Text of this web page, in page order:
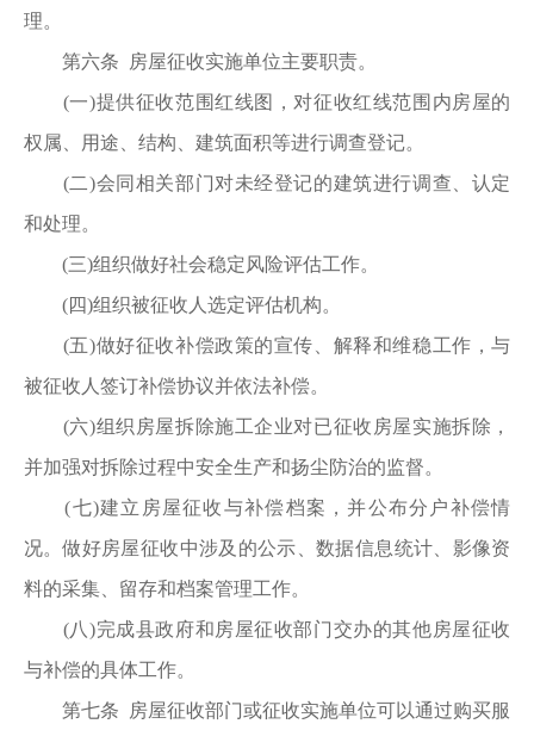
理。
第六条 房屋征收实施单位主要职责。
(一)提供征收范围红线图，对征收红线范围内房屋的
权属、用途、结构、建筑面积等进行调查登记。
(二)会同相关部门对未经登记的建筑进行调查、认定
和处理。
(三)组织做好社会稳定风险评估工作。
(四)组织被征收人选定评估机构。
(五)做好征收补偿政策的宣传、解释和维稳工作，与
被征收人签订补偿协议并依法补偿。
(六)组织房屋拆除施工企业对已征收房屋实施拆除，
并加强对拆除过程中安全生产和扬尘防治的监督。
(七)建立房屋征收与补偿档案，并公布分户补偿情
况。做好房屋征收中涉及的公示、数据信息统计、影像资
料的采集、留存和档案管理工作。
(八)完成县政府和房屋征收部门交办的其他房屋征收
与补偿的具体工作。
第七条 房屋征收部门或征收实施单位可以通过购买服